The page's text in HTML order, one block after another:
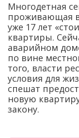
Многодетная
проживающая
уже 17 лет
квартиры.
аварийном
по вине
того, власти
условия для
спешат
новую
закону.